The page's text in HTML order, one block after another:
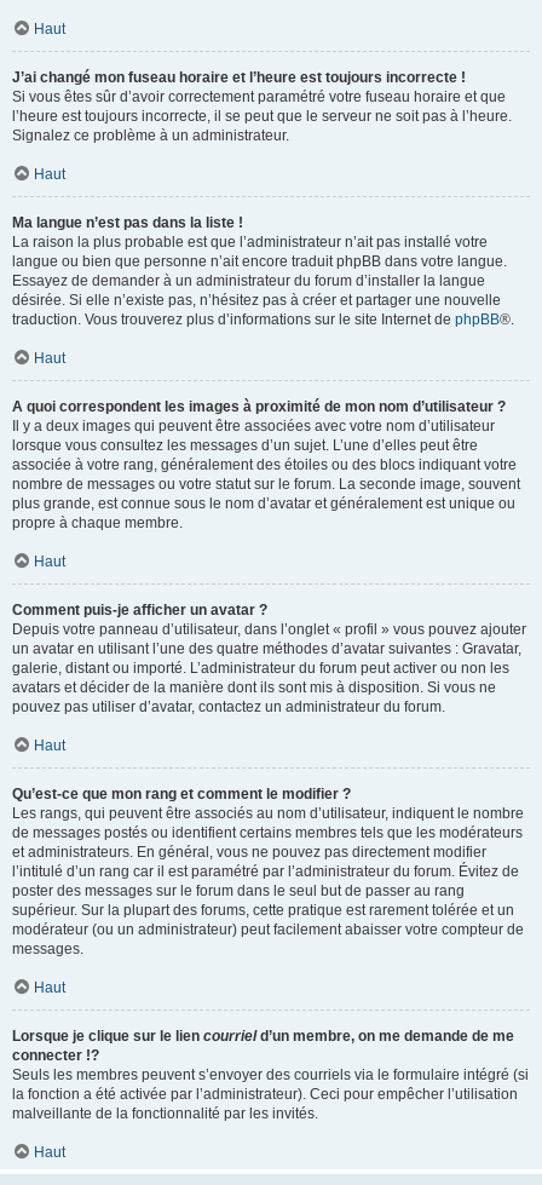
Haut
J’ai changé mon fuseau horaire et l’heure est toujours incorrecte !
Si vous êtes sûr d’avoir correctement paramétré votre fuseau horaire et que
l’heure est toujours incorrecte, il se peut que le serveur ne soit pas à l’heure.
Signalez ce problème à un administrateur.
Haut
Ma langue n’est pas dans la liste !
La raison la plus probable est que l’administrateur n’ait pas installé votre
langue ou bien que personne n’ait encore traduit phpBB dans votre langue.
Essayez de demander à un administrateur du forum d’installer la langue
désirée. Si elle n’existe pas, n’hésitez pas à créer et partager une nouvelle
traduction. Vous trouverez plus d’informations sur le site Internet de phpBB®.
Haut
A quoi correspondent les images à proximité de mon nom d’utilisateur ?
Il y a deux images qui peuvent être associées avec votre nom d’utilisateur
lorsque vous consultez les messages d’un sujet. L’une d’elles peut être
associée à votre rang, généralement des étoiles ou des blocs indiquant votre
nombre de messages ou votre statut sur le forum. La seconde image, souvent
plus grande, est connue sous le nom d’avatar et généralement est unique ou
propre à chaque membre.
Haut
Comment puis-je afficher un avatar ?
Depuis votre panneau d’utilisateur, dans l’onglet « profil » vous pouvez ajouter
un avatar en utilisant l’une des quatre méthodes d’avatar suivantes : Gravatar,
galerie, distant ou importé. L’administrateur du forum peut activer ou non les
avatars et décider de la manière dont ils sont mis à disposition. Si vous ne
pouvez pas utiliser d’avatar, contactez un administrateur du forum.
Haut
Qu’est-ce que mon rang et comment le modifier ?
Les rangs, qui peuvent être associés au nom d’utilisateur, indiquent le nombre
de messages postés ou identifient certains membres tels que les modérateurs
et administrateurs. En général, vous ne pouvez pas directement modifier
l’intitulé d’un rang car il est paramétré par l’administrateur du forum. Évitez de
poster des messages sur le forum dans le seul but de passer au rang
supérieur. Sur la plupart des forums, cette pratique est rarement tolérée et un
modérateur (ou un administrateur) peut facilement abaisser votre compteur de
messages.
Haut
Lorsque je clique sur le lien courrield’un membre, on me demande de me
connecter !?
Seuls les membres peuvent s’envoyer des courriels via le formulaire intégré (si
la fonction a été activée par l’administrateur). Ceci pour empêcher l’utilisation
malveillante de la fonctionnalité par les invités.
Haut